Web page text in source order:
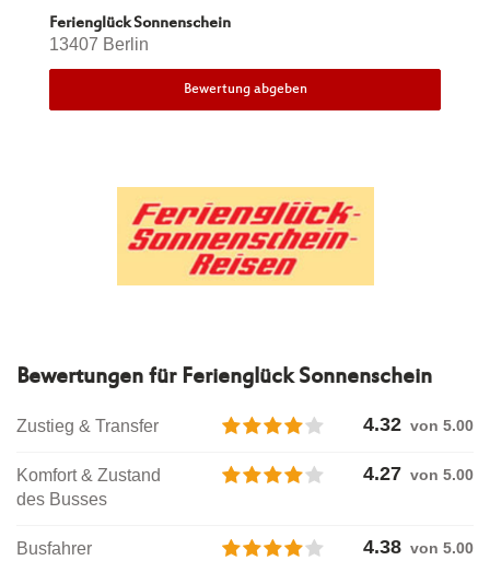
Ferienglück Sonnenschein
13407 Berlin
Bewertung abgeben
Bewertungen für Ferienglück Sonnenschein
Zustieg & Transfer 4.32 von 5.00
Komfort & Zustand
des Busses
4.27 von 5.00
Busfahrer 4.38 von 5.00